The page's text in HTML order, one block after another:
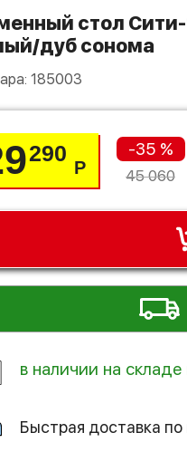
дуб сонома
185003
290
Р
-35 %
45 060
в наличии на
Быстрая доставка по